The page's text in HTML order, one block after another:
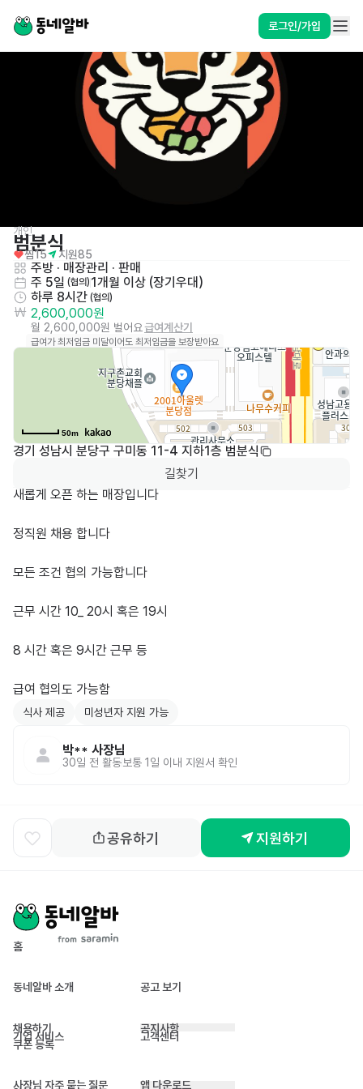
로그인/가입
개인
범분식
찜15 지원85
주방 · 매장관리 · 판매
주 5일 (협의) 1개월 이상 (장기우대)
하루 8시간 (협의)
2,600,000원
월 2,600,000원 벌어요급여계산기
급여가 최저임금 미달이어도 최저임금을 보장받아요
50m
경기 성남시 분당구 구미동 11-4 지하1층 범분식
길찾기
새롭게 오픈 하는 매장입니다
정직원 채용 합니다
모든 조건 협의 가능합니다
근무 시간 10_ 20시 혹은 19시
8 시간 혹은 9시간 근무 등
급여 협의도 가능함
식사 제공 미성년자 지원 가능
박** 사장님
30일 전 활동보통 1일 이내 지원서 확인
공유하기 지원하기
홈
동네알바 소개 공고 보기
채용하기
기업 서비스
쿠폰 등록
공지사항
고객센터
사장님 자주 묻는 질문 앱 다운로드